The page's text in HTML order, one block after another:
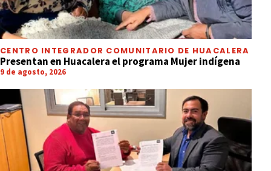
CENTRO INTEGRADOR COMUNITARIO DE HUACALERA
Presentan en Huacalera el programa Mujer indígena
9 de agosto, 2026